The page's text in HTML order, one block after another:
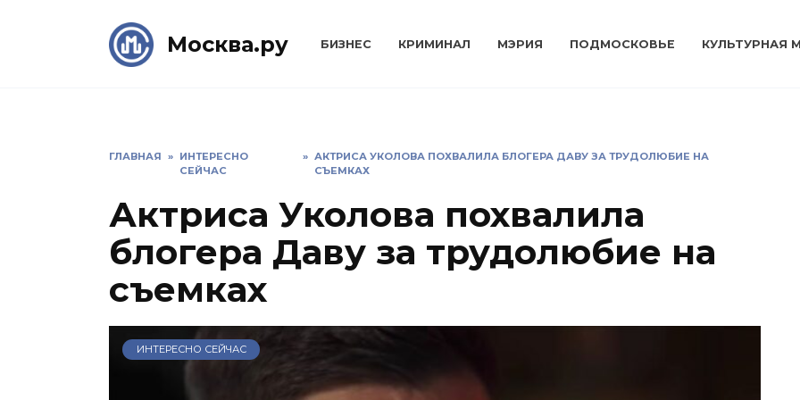
Москва.ру БИЗНЕС КРИМИНАЛ МЭРИЯ ПОДМОСКОВЬЕ КУЛЬТУРНАЯ
ГЛАВНАЯ » ИНТЕРЕСНО
СЕЙЧАС
» АКТРИСА УКОЛОВА ПОХВАЛИЛА БЛОГЕРА ДАВУ ЗА ТРУДОЛЮБИЕ НА
СЪЕМКАХ
Актриса Уколова похвалила
блогера Даву за трудолюбие на
съемках
ИНТЕРЕСНО СЕЙЧАС